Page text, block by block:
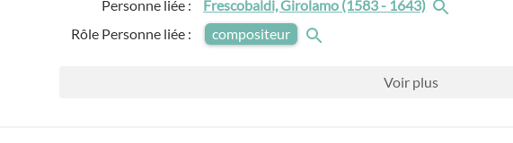
Personne liée :
Frescobaldi, Girolamo (1583 - 1643)
Rôle Personne liée :
compositeur
Voir plus